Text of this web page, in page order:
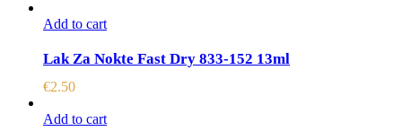
Add to cart
Lak Za Nokte Fast Dry 833-152 13ml
€2.50
Add to cart